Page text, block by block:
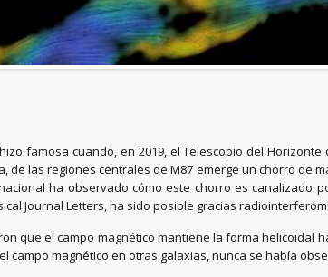
famosa cuando, en 2019, el Telescopio del
de las regiones centrales de M87 emerge un chorro de
ha observado cómo este chorro es canalizado
Journal Letters, ha sido posible gracias
que el campo magnético mantiene la forma
campo magnético en otras galaxias, nunca se había